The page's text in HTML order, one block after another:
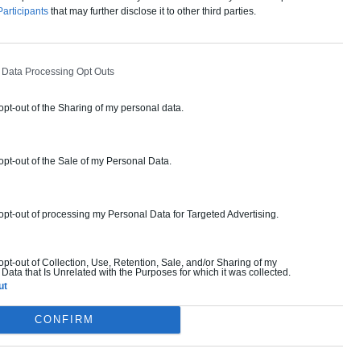
that may further disclose it to other third parties.
Processing Opt Outs
out of the Sharing of my personal data.
out of the Sale of my Personal Data.
out of processing my Personal Data for Targeted Advertising.
out of Collection, Use, Retention, Sale, and/or Sharing of my
that Is Unrelated with the Purposes for which it was collected.
CONFIRM
+ArchionlineFr/
Une villa contemporaine au Mexique